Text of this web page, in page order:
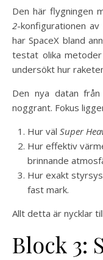
Den här flygningen
2-konfigurationen
har SpaceX bland
testat olika
undersökt hur
Den nya datan
noggrant. Fokus
Hur väl Super
Hur effektiv
brinnande
Hur exakt
fast mark.
Allt detta är nycklar
Block 3: